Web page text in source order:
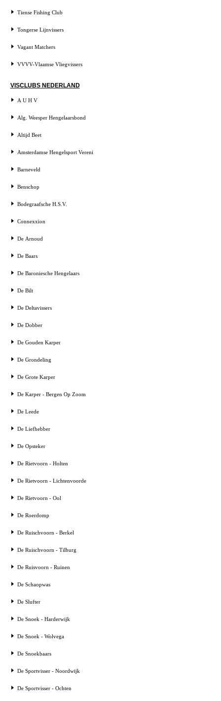
Tiense Fishing Club
Tongerse Lijnvissers
Vagant Matchers
VVVV-Vlaamse Vliegvissers
VISCLUBS NEDERLAND
A U H V
Alg. Weesper Hengelaarsbond
Altijd Beet
Amsterdamse Hengelsport Vereni
Barneveld
Benschop
Bodegraafsche H.S.V.
Connexxion
De Arnoud
De Baars
De Baroniesche Hengelaars
De Bilt
De Deltavissers
De Dobber
De Gouden Karper
De Grondeling
De Grote Karper
De Karper - Bergen Op Zoom
De Leede
De Liefhebber
De Opsteker
De Rietvoorn - Holten
De Rietvoorn - Lichtenvoorde
De Rietvoorn - Ool
De Roerdomp
De Ruischvoorn - Berkel
De Ruischvoorn - Tilburg
De Ruisvoorn - Ruinen
De Schaopwas
De Slufter
De Snoek - Harderwijk
De Snoek - Wolvega
De Snoekbaars
De Sportvisser - Noordwijk
De Sportvisser - Ochten